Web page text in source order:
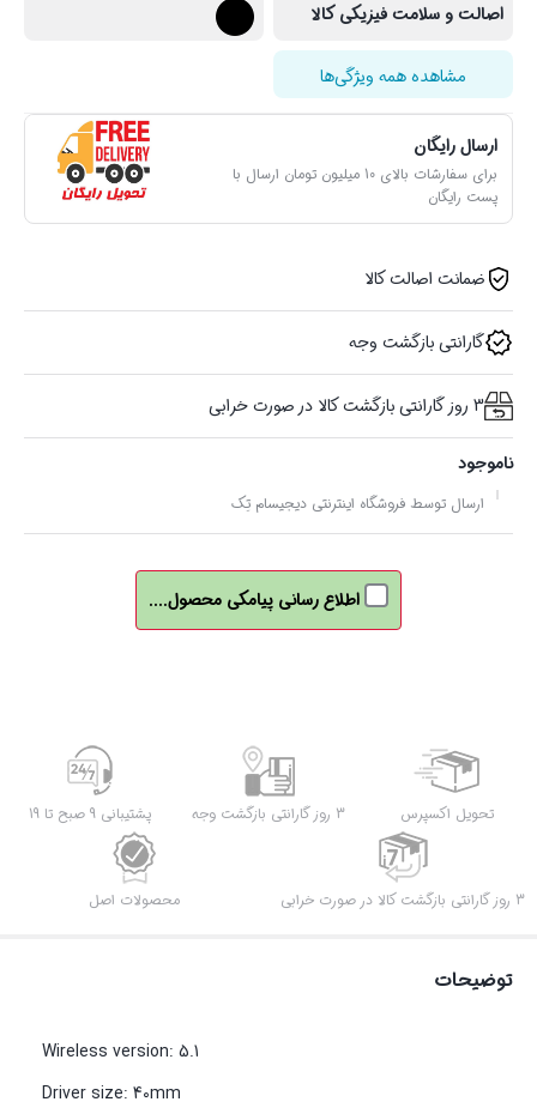
اصالت و سلامت فیزیکی کالا
مشاهده همه ویژگی‌ها
ارسال رایگان
برای سفارشات بالای 10 میلیون تومان ارسال با
پست رایگان
ضمانت اصالت کالا
گارانتی بازگشت وجه
3 روز گارانتی بازگشت کالا در صورت خرابی
ناموجود
ارسال توسط فروشگاه اینترنتی دیجیسام تِک
اطلاع رسانی پیامکی محصول....
تحویل اکسپرس 3 روز گارانتی بازگشت وجه پشتیبانی 9 صبح تا 19
3 روز گارانتی بازگشت کالا در صورت خرابی محصولات اصل
توضیحات
Wireless version: 5.1
Driver size: 40mm